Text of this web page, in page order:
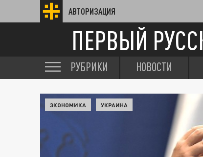
АВТОРИЗАЦИЯ
ПЕРВЫЙ
РУБРИКИ НОВОСТИ
ЭКОНОМИКА УКРАИНА